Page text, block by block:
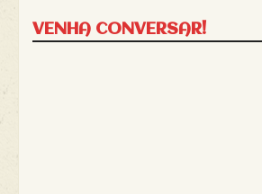
VENHA CONVERSAR!